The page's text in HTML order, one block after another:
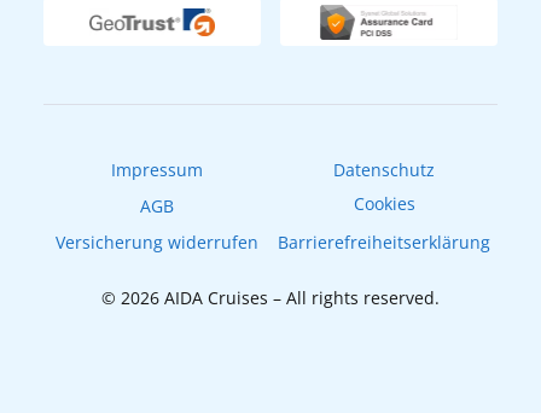
Newsletter
Impressum
Datenschutz
AGB
Cookies
Versicherung widerrufen
Barrierefreiheitserklärung
© 2026 AIDA Cruises – All rights reserved.